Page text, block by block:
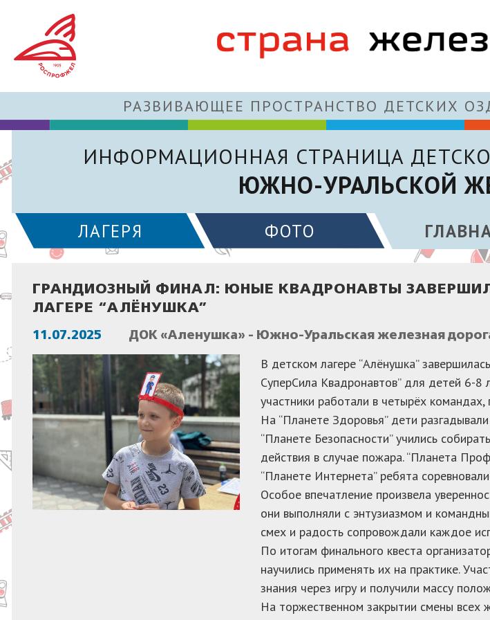
РАЗВИВАЮЩЕЕ ПРОСТРАНСТВО ДЕТСКИХ
ИНФОРМАЦИОННАЯ СТРАНИЦА
ЮЖНО-УРАЛЬСКОЙ
ЛАГЕРЯ ФОТО
ГРАНДИОЗНЫЙ ФИНАЛ: ЮНЫЕ КВАДРОНАВТЫ
ЛАГЕРЕ “АЛЁНУШКА”
11.07.2025 ДОК «Аленушка» - Южно-Уральская железная
В детском лагере “Алёнушка”
СуперСила Квадронавтов” для детей 6-8
участники работали в четырёх
На “Планете Здоровья” дети
“Планете Безопасности” учились
действия в случае пожара. “Планета
“Планете Интернета” ребята
Особое впечатление произвела
они выполняли с энтузиазмом и
смех и радость сопровождали каждое
По итогам финального квеста
научились применять их на практике.
знания через игру и получили массу
На торжественном закрытии смены всех